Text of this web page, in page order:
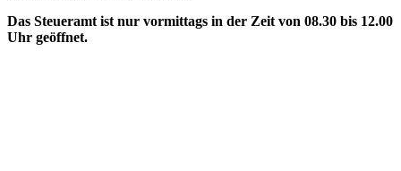
Das Steueramt ist nur vormittags in der Zeit von 08.30 bis 12.00
Uhr geöffnet.